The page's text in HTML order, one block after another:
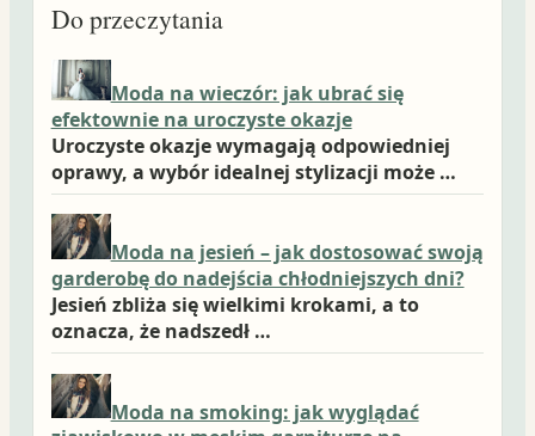
Do przeczytania
Moda na wieczór: jak ubrać się
efektownie na uroczyste okazje
Uroczyste okazje wymagają odpowiedniej
oprawy, a wybór idealnej stylizacji może …
Moda na jesień – jak dostosować swoją
garderobę do nadejścia chłodniejszych dni?
Jesień zbliża się wielkimi krokami, a to
oznacza, że nadszedł …
Moda na smoking: jak wyglądać